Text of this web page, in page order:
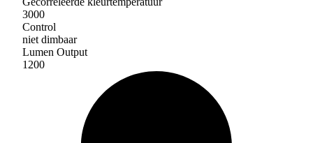
3000
Control
niet dimbaar
Lumen Output
1200